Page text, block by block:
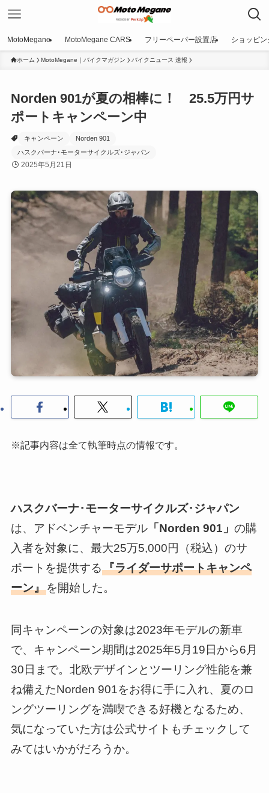
MotoMegane MotoMegane CARS フリーペーパー設置店 ショッピン
ホーム MotoMegane｜バイクマガジン バイクニュース 速報
Norden 901が夏の相棒に！ 25.5万円サ
ポートキャンペーン中
キャンペーン
Norden 901
ハスクバーナ･モーターサイクルズ･ジャパン
2025年5月21日
※記事内容は全て執筆時点の情報です。
ハスクバーナ･モーターサイクルズ･ジャパン
は、アドベンチャーモデル「Norden 901」 の購
入者を対象に、最大25万5,000円（税込）のサ
ポートを提供する『ライダーサポートキャンペ
ーン』を開始した。
同キャンペーンの対象は2023年モデルの新車
で、キャンペーン期間は2025年5月19日から6月
30日まで。北欧デザインとツーリング性能を兼
ね備えたNorden 901をお得に手に入れ、夏のロ
ングツーリングを満喫できる好機となるため、
気になっていた方は公式サイトもチェックして
みてはいかがだろうか。